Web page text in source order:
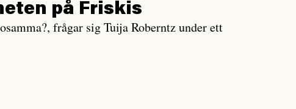
på Friskis
frågar sig Tuija Roberntz under ett